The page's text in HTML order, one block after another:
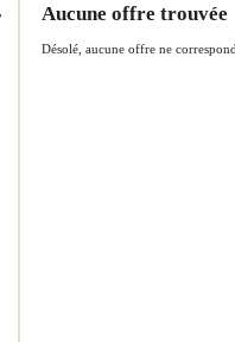
Aucune offre trouvée
Désolé, aucune offre ne